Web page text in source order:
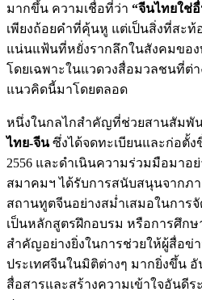
มากขึ้น ความเชื่อที่ว่า “จีนไทยใช่
เพียงถ้อยคำที่คุ้นหู แต่เป็นสิ่งที่สะ
แน่นแฟ้นที่หยั่งรากลึกในสังคมขอ
โดยเฉพาะในแวดวงสื่อมวลชนที่ต่
แนวคิดนี้มาโดยตลอด
หนึ่งในกลไกสำคัญที่ช่วยสานสัมพั
ไทย-จีนซึ่งได้จดทะเบียนและก่อตั้
2556 และดำเนินความร่วมมือมาอย่
สมาคมฯ ได้รับการสนับสนุนจากภ
สถานทูตจีนอย่างสม่ำเสมอในการ
เป็นหลักสูตรฝึกอบรม หรือการศึกษ
สำคัญอย่างยิ่งในการช่วยให้ผู้สื่อข่
ประเทศจีนในมิติต่างๆ มากยิ่งขึ้น
สื่อสารและสร้างความเข้าใจอันดี